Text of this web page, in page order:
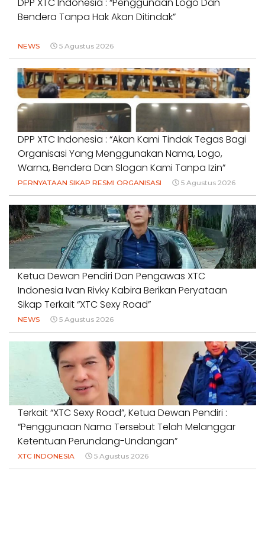
Bendera Tanpa Hak Akan Ditindak”
NEWS 5 Agustus 2026
DPP XTC Indonesia : “Akan Kami Tindak Tegas Bagi
Organisasi Yang Menggunakan Nama, Logo,
Warna, Bendera Dan Slogan Kami Tanpa Izin”
PERNYATAAN SIKAP RESMI ORGANISASI 5 Agustus 2026
Ketua Dewan Pendiri Dan Pengawas XTC
Indonesia Ivan Rivky Kabira Berikan Peryataan
Sikap Terkait “XTC Sexy Road”
NEWS 5 Agustus 2026
Terkait “XTC Sexy Road”, Ketua Dewan Pendiri :
“Penggunaan Nama Tersebut Telah Melanggar
Ketentuan Perundang-Undangan”
XTC INDONESIA 5 Agustus 2026